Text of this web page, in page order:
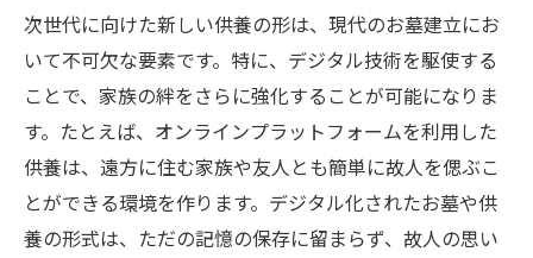
次世代に向けた新しい供養の形は、現代のお墓建立にお
いて不可欠な要素です。特に、デジタル技術を駆使する
ことで、家族の絆をさらに強化することが可能になりま
す。たとえば、オンラインプラットフォームを利用した
供養は、遠方に住む家族や友人とも簡単に故人を偲ぶこ
とができる環境を作ります。デジタル化されたお墓や供
養の形式は、ただの記憶の保存に留まらず、故人の思い